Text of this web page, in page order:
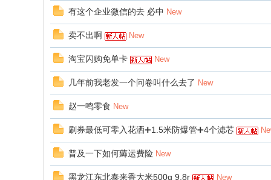
有这个企业微信的去 必中 New
卖不出啊 New
淘宝闪购免单卡 New
几年前我老发一个问卷叫什么去了 New
赵一鸣零食 New
刷券最低可零入花洒➕1.5米防爆管➕4个滤芯
普及一下如何薅运费险 New
黑龙江东北泰来香大米500g 9.8r New